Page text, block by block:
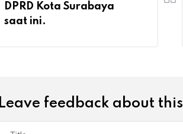
DPRD Kota Surabaya
saat ini.
Leave feedback about this